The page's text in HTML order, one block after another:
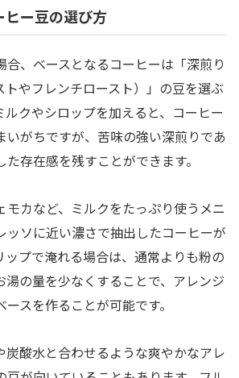
ヒー豆の選び方
合、ベースとなるコーヒーは「深煎り
トやフレンチロースト）」の豆を選ぶ
ルクやシロップを加えると、コーヒー
いがちですが、苦味の強い深煎りであ
存在感を残すことができます。
モカなど、ミルクをたっぷり使うメニ
ッソに近い濃さで抽出したコーヒーが
ップで淹れる場合は、通常よりも粉の
湯の量を少なくすることで、アレンジ
スを作ることが可能です。
炭酸水と合わせるような爽やかなアレ